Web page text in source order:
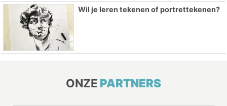
Wil je leren tekenen of portrettekenen?
ONZE PARTNERS